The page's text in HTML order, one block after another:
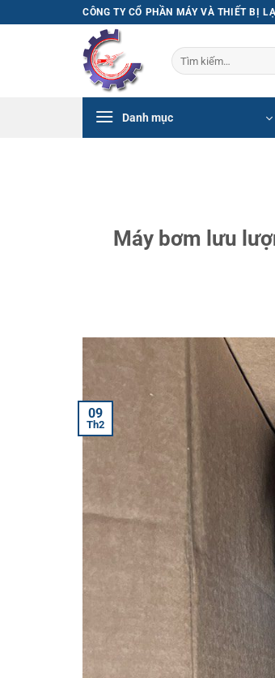
qua
CÔNG TY CỔ PHẦN MÁY VÀ THIẾT BỊ
Tìm
kiếm:
Danh mục
Máy bơm lưu
09
Th2